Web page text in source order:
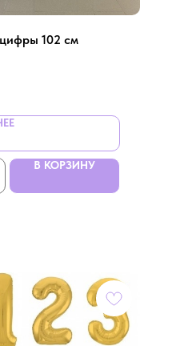
102 см
В КОРЗИНУ